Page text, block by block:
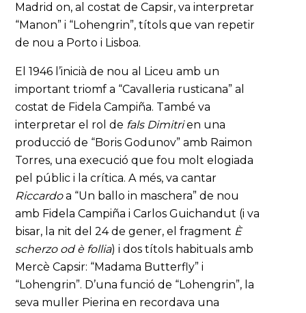
Madrid on, al costat de Capsir, va interpretar
“Manon” i “Lohengrin”, títols que van repetir
de nou a Porto i Lisboa.
El 1946 l’inicià de nou al Liceu amb un
important triomf a “Cavalleria rusticana” al
costat de Fidela Campiña. També va
interpretar el rol de fals Dimitrien una
producció de “Boris Godunov” amb Raimon
Torres, una execució que fou molt elogiada
pel públic i la crítica. A més, va cantar
Riccardoa “Un ballo in maschera” de nou
amb Fidela Campiña i Carlos Guichandut (i va
bisar, la nit del 24 de gener, el fragment È
scherzo od è follia) i dos títols habituals amb
Mercè Capsir: “Madama Butterfly” i
“Lohengrin”. D’una funció de “Lohengrin”, la
seva muller Pierina en recordava una